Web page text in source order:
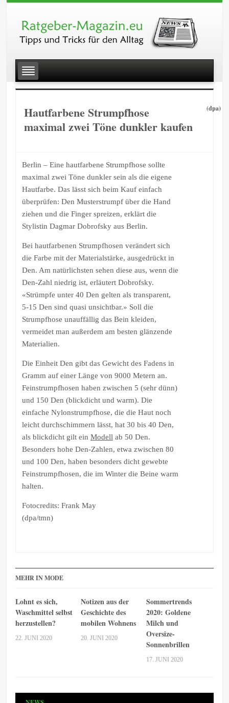
Hautfarbene Strumpfhose
maximal zwei Töne dunkler kaufen
(dpa)
Berlin – Eine hautfarbene Strumpfhose sollte
maximal zwei Töne dunkler sein als die eigene
Hautfarbe. Das lässt sich beim Kauf einfach
überprüfen: Den Musterstrumpf über die Hand
ziehen und die Finger spreizen, erklärt die
Stylistin Dagmar Dobrofsky aus Berlin.
Bei hautfarbenen Strumpfhosen verändert sich
die Farbe mit der Materialstärke, ausgedrückt in
Den. Am natürlichsten sehen diese aus, wenn die
Den-Zahl niedrig ist, erläutert Dobrofsky.
«Strümpfe unter 40 Den gelten als transparent,
5-15 Den sind quasi unsichtbar.» Soll die
Strumpfhose unauffällig das Bein kleiden,
vermeidet man außerdem am besten glänzende
Materialien.
Die Einheit Den gibt das Gewicht des Fadens in
Gramm auf einer Länge von 9000 Metern an.
Feinstrumpfhosen haben zwischen 5 (sehr dünn)
und 150 Den (blickdicht und warm). Die
einfache Nylonstrumpfhose, die die Haut noch
leicht durchschimmern lässt, hat 30 bis 40 Den,
als blickdicht gilt ein Modell ab 50 Den.
Besonders hohe Den-Zahlen, etwa zwischen 80
und 100 Den, haben besonders dicht gewebte
Feinstrumpfhosen, die im Winter die Beine warm
halten.
Fotocredits: Frank May
(dpa/tmn)
MEHR IN MODE
Lohnt es sich,
Waschmittel selbst
herzustellen?
22. JUNI 2020
Notizen aus der
Geschichte des
mobilen Wohnens
20. JUNI 2020
Sommertrends
2020: Goldene
Milch und
Oversize-
Sonnenbrillen
17. JUNI 2020